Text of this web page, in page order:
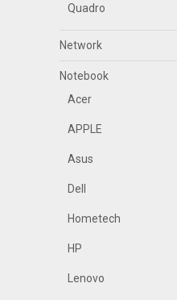
Quadro
Network
Notebook
Acer
APPLE
Asus
Dell
Hometech
HP
Lenovo